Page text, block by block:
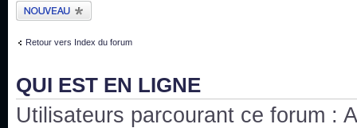
Publier un nouveau
sujet
Retour vers Index du forum
QUI EST EN LIGNE
Utilisateurs parcourant ce forum :